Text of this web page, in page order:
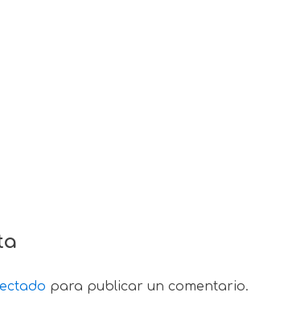
para publicar un comentario.